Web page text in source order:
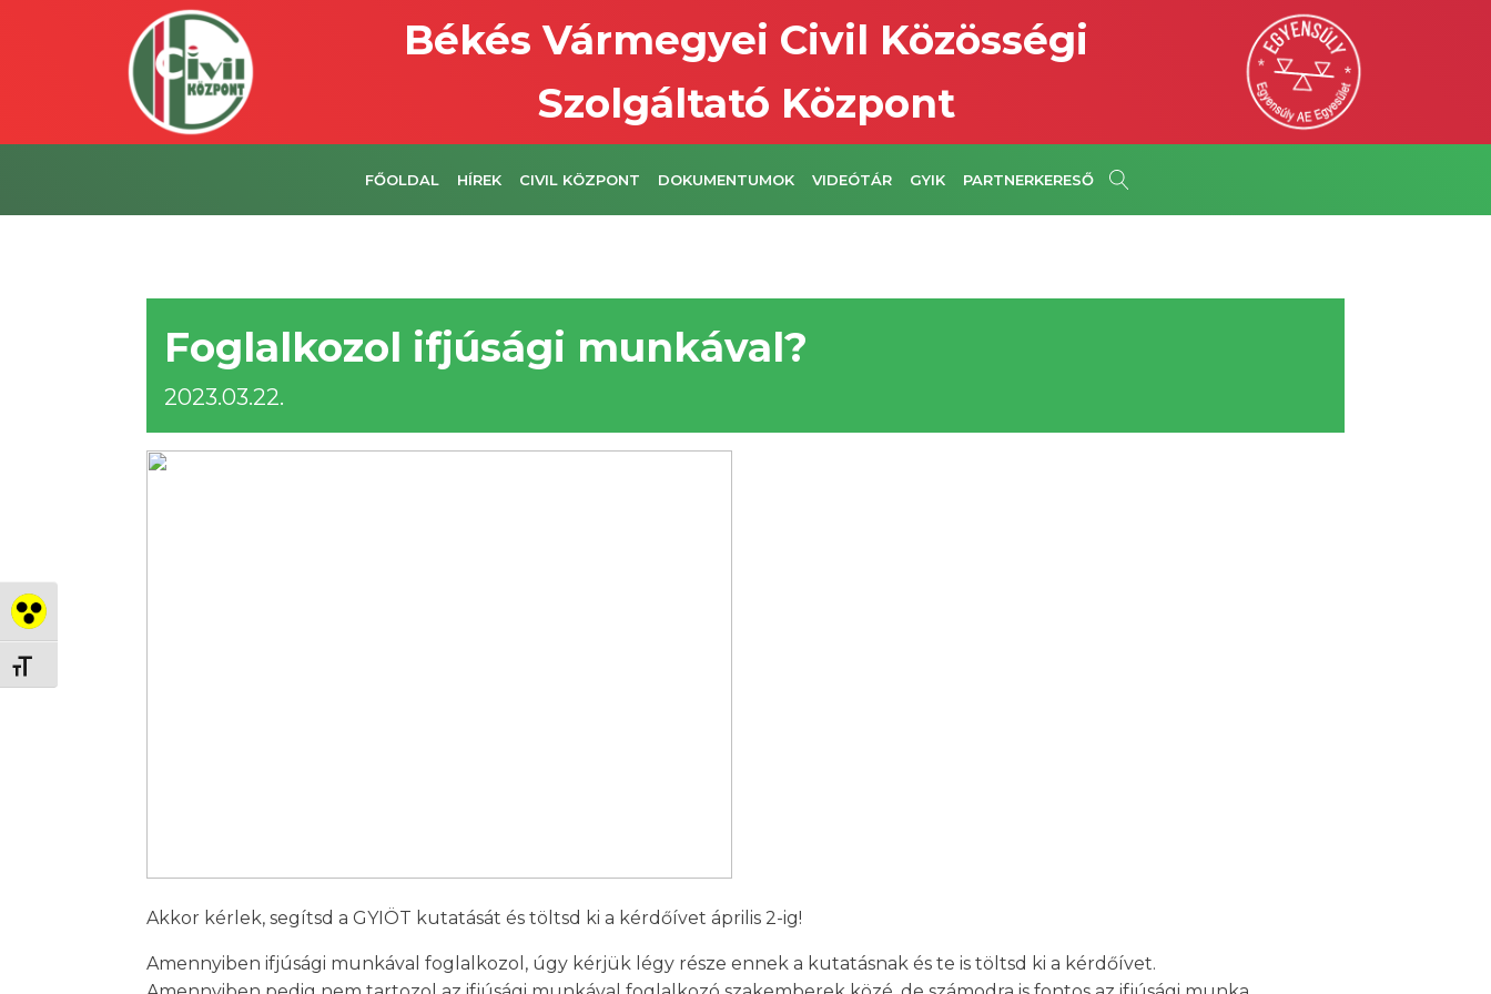
Nagy kontraszt váltása
Betűméret váltása
Békés Vármegyei Civil Közösségi
Szolgáltató Központ
FŐOLDAL HÍREK CIVIL KÖZPONT DOKUMENTUMOK VIDEÓTÁR GYIK PARTNERKERESŐ
Foglalkozol ifjúsági munkával?
2023.03.22.
Akkor kérlek, segítsd a GYIÖT kutatását és töltsd ki a kérdőívet április 2-ig!
Amennyiben ifjúsági munkával foglalkozol, úgy kérjük légy része ennek a kutatásnak és te is töltsd ki a kérdőívet.